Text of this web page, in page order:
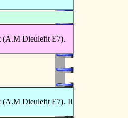
(A.M Dieulefit E7).
(A.M Dieulefit E7). Il